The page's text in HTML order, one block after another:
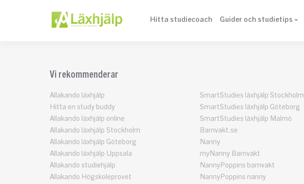
Hitta studiecoach Guider och studietips
Vi rekommenderar
Allakando läxhjälp
Hitta en study buddy
Allakando läxhjälp online
Allakando läxhjälp Stockholm
Allakando läxhjälp Göteborg
Allakando läxhjälp Uppsala
Allakando studiehjälp
Allakando Högskoleprovet
SmartStudies läxhjälp Stockholm
SmartStudies läxhjälp Göteborg
SmartStudies läxhjälp Malmö
Barnvakt.se
Nanny
myNanny Barnvakt
NannyPoppins barnvakt
NannyPoppins nanny